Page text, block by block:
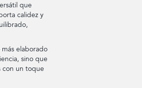
que
calidez y
elaborado
sino que
con un toque